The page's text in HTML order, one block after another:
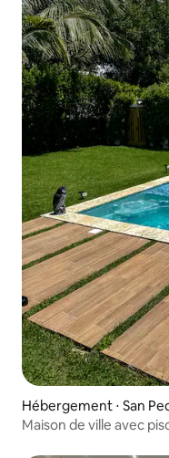
Hébergement ⋅ San
Maison de ville avec